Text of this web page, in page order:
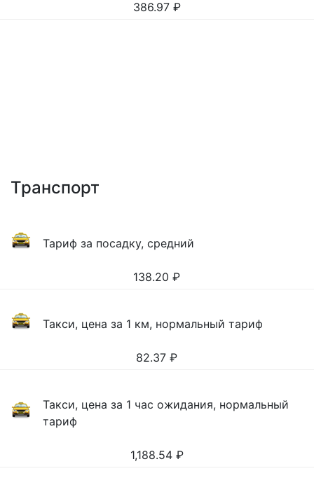
386.97 ₽
Транспорт
Тариф за посадку, средний
138.20 ₽
Такси, цена за 1 км, нормальный тариф
82.37 ₽
Такси, цена за 1 час ожидания, нормальный
тариф
1,188.54 ₽